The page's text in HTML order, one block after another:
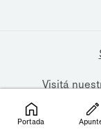
Visitá
Portada